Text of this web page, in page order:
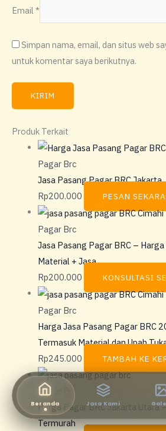
Email *
Simpan nama, email, dan situs web
untuk komentar saya berikutnya.
Produk Terkait
Pagar Brc
Jasa Pasang Pagar BRC Jakarta
Rp200.000 PESAN
Pagar Brc
Jasa Pasang Pagar BRC –
Material + Jasa
Rp200.000 KONSULTASI
Pagar Brc
Harga Jasa Pasang Pagar BRC
Termasuk Material dan Upah
Rp245.000 TAMBAH KE
Pagar Brc
Harga Pagar BRC Jakarta Utara
Termurah
Beranda Jasa Kami